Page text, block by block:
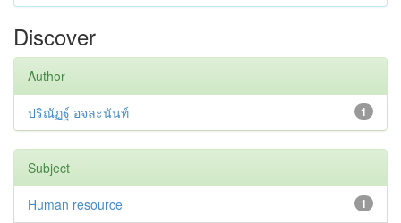
Discover
Author
1
ปริณัฏฐ์ อจละนันท์
Subject
1
Human resource